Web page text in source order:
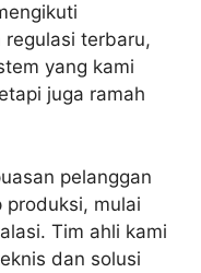
terbaru,
yang kami
juga ramah
pelanggan
mulai
Tim ahli kami
dan solusi